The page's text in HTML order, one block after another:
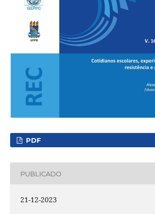
PDF
PUBLICADO
21-12-2023